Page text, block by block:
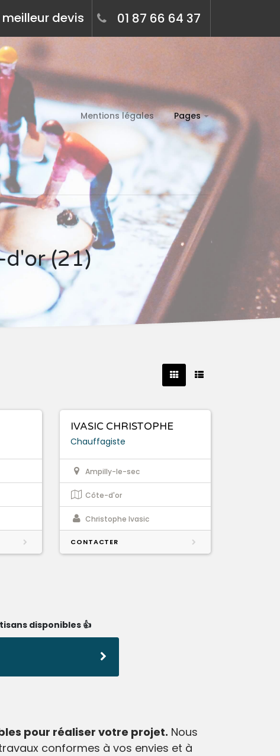
devis 01 87 66 64 37
Mentions légales Pages
d'or (21)
IVASIC CHRISTOPHE
Chauffagiste
Ampilly-le-sec
Côte-d'or
Christophe Ivasic
CONTACTER
disponibles 👍
pour réaliser votre projet. Nous
conformes à vos envies et à